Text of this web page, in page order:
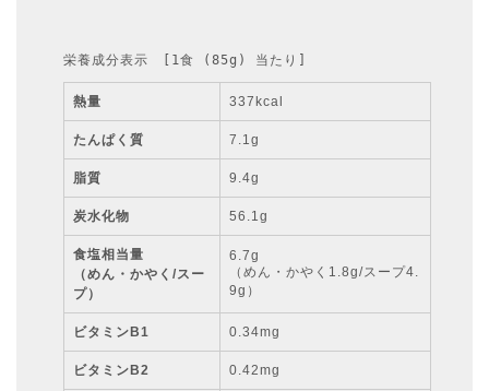
栄養成分表示　[1食 (85g) 当たり]
熱量 337kcal
たんぱく質 7.1g
脂質 9.4g
炭水化物 56.1g
食塩相当量
（めん・かやく/スー
プ）
6.7g
（めん・かやく1.8g/スープ4.
9g）
ビタミンB1 0.34mg
ビタミンB2 0.42mg